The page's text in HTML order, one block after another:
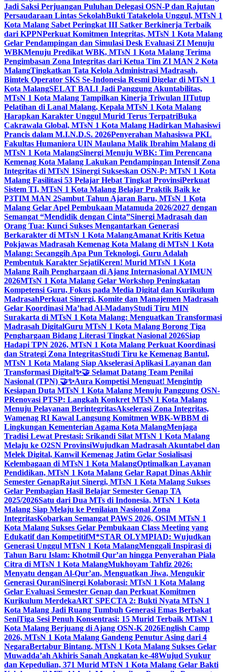
Jadi Saksi Perjuangan Puluhan Delegasi OSN-P dan Rajutan
Persaudaraan Lintas SekolahBukti Tatakelola Unggul, MTsN 1
Kota Malang Sabet Peringkat III Satker Berkinerja Terbaik
dari KPPNPerkuat Komitmen Integritas, MTsN 1 Kota Malang
Gelar Pendampingan dan Simulasi Desk Evaluasi ZI Menuju
WBKMenuju Predikat WBK, MTsN 1 Kota Malang Terima
Pengimbasan Zona Integritas dari Ketua Tim ZI MAN 2 Kota
MalangTingkatkan Tata Kelola Administrasi Madrasah,
Bimtek Operator SKS Se-Indonesia Resmi Digelar di MTsN 1
Kota MalangSELAT BALI Jadi Panggung Akuntabilitas,
MTsN 1 Kota Malang Tampilkan Kinerja Triwulan IITutup
Pelatihan di Lanal Malang, Kepala MTsN 1 Kota Malang
Harapkan Karakter Unggul Murid Terus TerpatriBuka
Cakrawala Global, MTsN 1 Kota Malang Hadirkan Mahasiswi
Prancis dalam M.I.N.D.S. 2026Penyerahan Mahasiswa PKL
Fakultas Humaniora UIN Maulana Malik Ibrahim Malang di
MTsN 1 Kota MalangSinergi Menuju WBK: Tim Perencana
Kemenag Kota Malang Lakukan Pendampingan Intensif Zona
Integritas di MTsN 1Sinergi Sukseskan OSN-P: MTsN 1 Kota
Malang Fasilitasi 53 Pelajar Hebat Tingkat ProvinsiPerkuat
Sistem TI, MTsN 1 Kota Malang Belajar Praktik Baik ke
P3TIM MAN 2Sambut Tahun Ajaran Baru, MTsN 1 Kota
Malang Gelar Apel Pembukaan Matamuda 2026/2027 dengan
Semangat “Mendidik dengan Cinta”Sinergi Madrasah dan
Orang Tua: Kunci Sukses Mengantarkan Generasi
Berkarakter di MTsN 1 Kota MalangAmanat Kritis Ketua
Pokjawas Madrasah Kemenag Kota Malang di MTsN 1 Kota
Malang: Secanggih Apa Pun Teknologi, Guru Adalah
Pembentuk Karakter SejatiKeren! Murid MTsN 1 Kota
Malang Raih Penghargaan di Ajang Internasional AYIMUN
2026MTsN 1 Kota Malang Gelar Workshop Peningkatan
Kompetensi Guru, Fokus pada Media Digital dan Kurikulum
MadrasahPerkuat Sinergi, Komite dan Manajemen Madrasah
Gelar Koordinasi Ma’had Al-MadanyStudi Tiru MIN
Surakarta di MTsN 1 Kota Malang: Menguatkan Transformasi
Madrasah DigitalGuru MTsN 1 Kota Malang Borong Tiga
Penghargaan Bidang Literasi Tingkat Nasional 2026Siap
Hadapi TPN 2026, MTsN 1 Kota Malang Perkuat Koordinasi
dan Strategi Zona IntegritasStudi Tiru ke Kemenag Bantul,
MTsN 1 Kota Malang Siap Akselerasi Aplikasi Layanan dan
Transformasi Digital✨🤝 Selamat Datang Team Penilai
Nasional (TPN) 🤝✨Aura Kompetisi Menguat! Mengintip
Kesiapan Duta MTsN 1 Kota Malang Menuju Panggung OSN-
PRenovasi PTSP: Langkah Konkret MTsN 1 Kota Malang
Menuju Pelayanan BerintegritasAkselerasi Zona Integritas,
Wamenag RI Kawal Langsung Komitmen WBK-WBBM di
Lingkungan Kementerian Agama Kota MalangMenjaga
Tradisi Lewat Prestasi: Srikandi Silat MTsN 1 Kota Malang
Melaju ke O2SN ProvinsiWujudkan Madrasah Akuntabel dan
Melek Digital, Kanwil Kemenag Jatim Gelar Sosialisasi
Kelembagaan di MTsN 1 Kota MalangOptimalkan Layanan
Pendidikan, MTsN 1 Kota Malang Gelar Rapat Dinas Akhir
Semester GenapRajut Sinergi, MTsN 1 Kota Malang Sukses
Gelar Pembagian Hasil Belajar Semester Genap TA
2025/2026Satu dari Dua MTs di Indonesia, MTsN 1 Kota
Malang Siap Melaju ke Penilaian Nasional Zona
IntegritasKobarkan Semangat PAWS 2026, OSIM MTsN 1
Kota Malang Sukses Gelar Pembukaan Class Meeting yang
Edukatif dan KompetitifM*STAR OLYMPIAD: Wujudkan
Generasi Unggul MTsN 1 Kota MalangMenggali Inspirasi di
Tahun Baru Islam: Khotmil Qur’an hingga Penyerahan Piala
Citra di MTsN 1 Kota MalangMukhoyam Tahfiz 2026:
Menyatu dengan Al-Qur’an, Menguatkan Jiwa, Mengukir
Generasi QuraniSinergi Kolaborasi: MTsN 1 Kota Malang
Gelar Evaluasi Semester Genap dan Perkuat Komitmen
Kurikulum MerdekaART SPECTA 2: Bukti Nyata MTsN 1
Kota Malang Jadi Ruang Tumbuh Generasi Emas Berbakat
SeniTiga Sesi Penuh Konsentrasi: 15 Murid Terbaik MTsN 1
Kota Malang Berjuang di Ajang OSN-K 2026English Camp
2026, MTsN 1 Kota Malang Gandeng Penutur Asing dari 4
NegaraBertabur Bintang, MTsN 1 Kota Malang Sukses Gelar
Muwadda’ah Akhiris Sanah Angkatan ke-48Wujud Syukur
dan Kepedulian, 371 Murid MTsN 1 Kota Malang Gelar Bakti